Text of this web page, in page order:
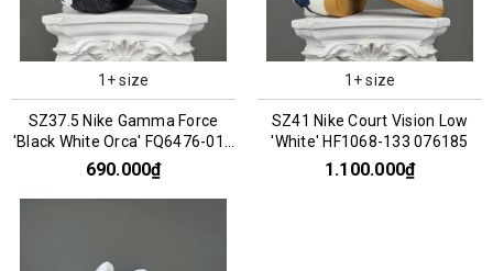
1+ size
SZ37.5 Nike Gamma Force
'Black White Orca' FQ6476-010
066813
690.000₫
1+ size
SZ41 Nike Court Vision Low
'White' HF1068-133 076185
1.100.000₫